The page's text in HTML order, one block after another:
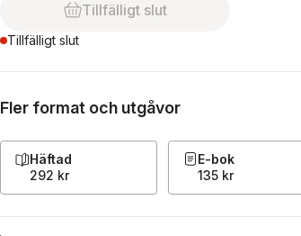
Tillfälligt slut
Tillfälligt slut
Fler format och utgåvor
Häftad
292 kr
E-bok
135 kr